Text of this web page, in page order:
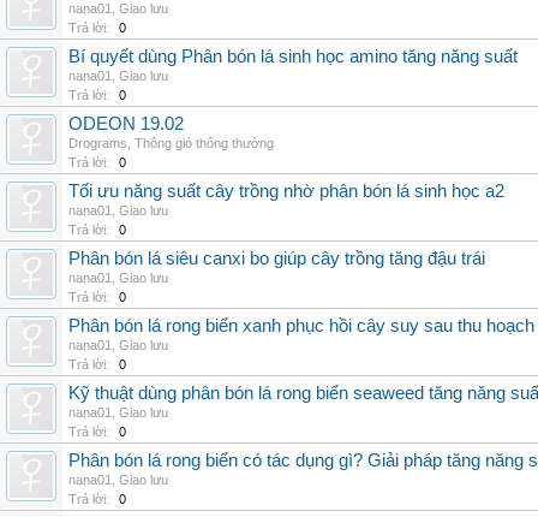
nana01
Giao lưu
Trả lời:
0
Bí quyết dùng Phân bón lá sinh học amino tăng năng suất
nana01
Giao lưu
Trả lời:
0
ODEON 19.02
Drograms Thông gió thông thường
Trả lời:
0
Tối ưu năng suất cây trồng nhờ phân bón lá sinh học a2
nana01
Giao lưu
Trả lời:
0
Phân bón lá siêu canxi bo giúp cây trồng tăng đậu trái
nana01
Giao lưu
Trả lời:
0
Phân bón lá rong biển xanh phục hồi cây suy sau thu hoạch
nana01
Giao lưu
Trả lời:
0
Kỹ thuật dùng phân bón lá rong biển seaweed tăng năng
nana01
Giao lưu
Trả lời:
0
Phân bón lá rong biển có tác dụng gì? Giải pháp tăng năng
nana01
Giao lưu
Trả lời:
0